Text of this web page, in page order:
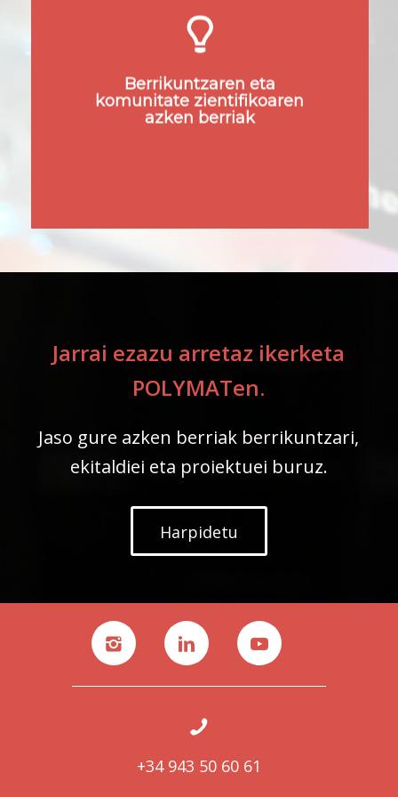
Berrikuntzaren eta
komunitate zientifikoaren
azken berriak
proiektuak eta ekitaldiak,
eta ikasi gure ikerketak
gizartean eta industrian
duen eragina.
Jarrai ezazu arretaz ikerketa
POLYMATen.
Jaso gure azken berriak berrikuntzari,
ekitaldiei eta proiektuei buruz.
Harpidetu
+34 943 50 60 61